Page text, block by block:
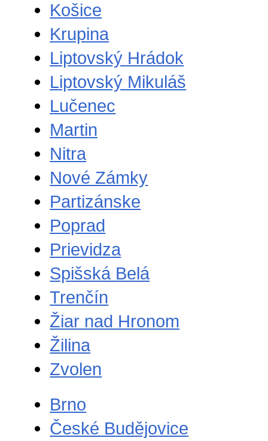
Košice
Krupina
Liptovský Hrádok
Liptovský Mikuláš
Lučenec
Martin
Nitra
Nové Zámky
Partizánske
Poprad
Prievidza
Spišská Belá
Trenčín
Žiar nad Hronom
Žilina
Zvolen
Brno
České Budějovice